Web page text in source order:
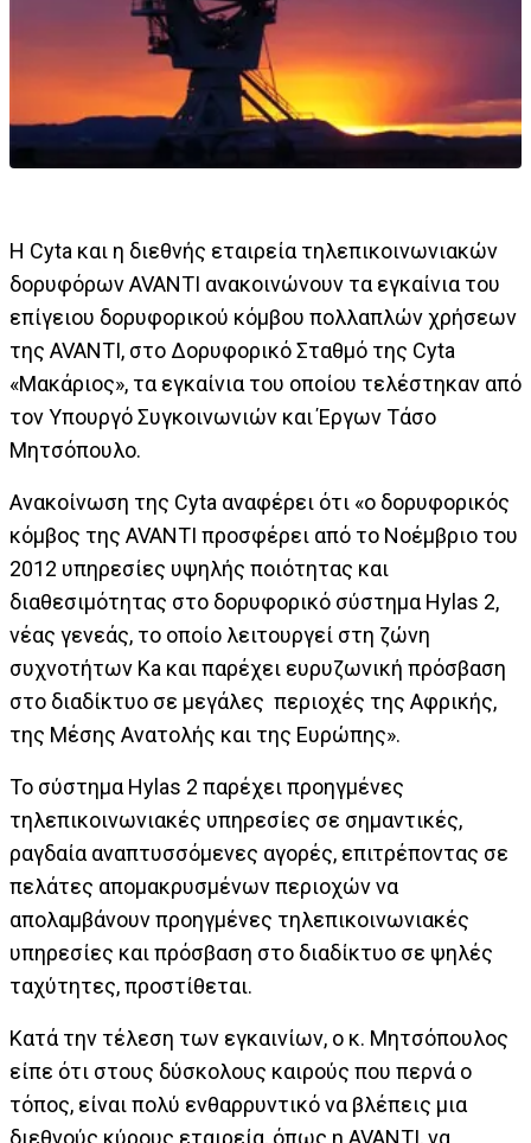
Η Cyta και η διεθνής εταιρεία τηλεπικοινωνιακών
δορυφόρων AVANTI ανακοινώνουν τα εγκαίνια του
επίγειου δορυφορικού κόμβου πολλαπλών χρήσεων
της AVANTI, στο Δορυφορικό Σταθμό της Cyta
«Μακάριος», τα εγκαίνια του οποίου τελέστηκαν από
τον Υπουργό Συγκοινωνιών και Έργων Τάσο
Μητσόπουλο.
Ανακοίνωση της Cyta αναφέρει ότι «ο δορυφορικός
κόμβος της AVANTI προσφέρει από το Νοέμβριο του
2012 υπηρεσίες υψηλής ποιότητας και
διαθεσιμότητας στο δορυφορικό σύστημα Hylas 2,
νέας γενεάς, το οποίο λειτουργεί στη ζώνη
συχνοτήτων Ka και παρέχει ευρυζωνική πρόσβαση
στο διαδίκτυο σε μεγάλες περιοχές της Αφρικής,
της Μέσης Ανατολής και της Ευρώπης».
Το σύστημα Hylas 2 παρέχει προηγμένες
τηλεπικοινωνιακές υπηρεσίες σε σημαντικές,
ραγδαία αναπτυσσόμενες αγορές, επιτρέποντας σε
πελάτες απομακρυσμένων περιοχών να
απολαμβάνουν προηγμένες τηλεπικοινωνιακές
υπηρεσίες και πρόσβαση στο διαδίκτυο σε ψηλές
ταχύτητες, προστίθεται.
Κατά την τέλεση των εγκαινίων, ο κ. Μητσόπουλος
είπε ότι στους δύσκολους καιρούς που περνά ο
τόπος, είναι πολύ ενθαρρυντικό να βλέπεις μια
διεθνούς κύρους εταιρεία, όπως η AVANTI, να